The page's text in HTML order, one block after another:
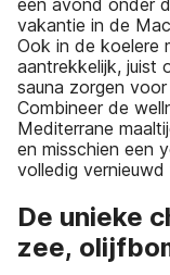
een avond onder
vakantie in de
Ook in de koelere
aantrekkelijk, juist
sauna zorgen
Combineer de
Mediterrane
en misschien een
volledig vernieuwd
De unieke
zee,